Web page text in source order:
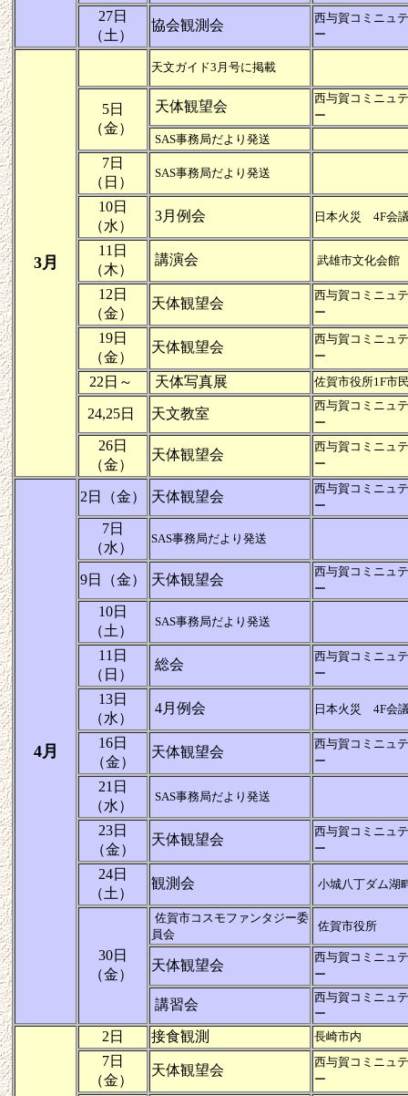
27日
（土）
協会観測会
西与賀コミニュ
ー
3月
天文ガイド3月号に掲載
5日
（金）
天体観望会
西与賀コミニュ
ー
SAS事務局だより発送
7日
（日）
SAS事務局だより発送
10日
（水）
3月例会 日本火災 4F会
11日
（木）
講演会 武雄市文化会館
12日
（金）
天体観望会
西与賀コミニュ
ー
19日
（金）
天体観望会
西与賀コミニュ
ー
22日～ 天体写真展 佐賀市役所1F市
24,25日 天文教室
西与賀コミニュ
ー
26日
（金）
天体観望会
西与賀コミニュ
ー
4月
2日（金） 天体観望会
西与賀コミニュ
ー
7日
（水）
SAS事務局だより発送
9日（金） 天体観望会
西与賀コミニュ
ー
10日
（土）
SAS事務局だより発送
11日
（日）
総会
西与賀コミニュ
ー
13日
（水）
4月例会 日本火災 4F会
16日
（金）
天体観望会
西与賀コミニュ
ー
21日
（水）
SAS事務局だより発送
23日
（金）
天体観望会
西与賀コミニュ
ー
24日
（土）
観測会 小城八丁ダム湖
30日
（金）
佐賀市コスモファンタジー委
員会
佐賀市役所
天体観望会
西与賀コミニュ
ー
講習会
西与賀コミニュ
ー
2日 接食観測 長崎市内
7日
（金）
天体観望会
西与賀コミニュ
ー